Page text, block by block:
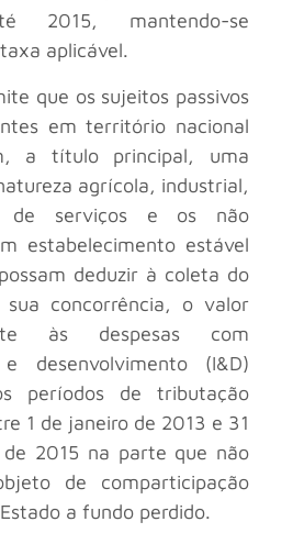
2015, mantendo-se
aplicável.
que os sujeitos passivos
em território nacional
a título principal, uma
agrícola, industrial,
de serviços e os não
estabelecimento estável
deduzir à coleta do
concorrência, o valor
às despesas com
e desenvolvimento (I&D)
períodos de tributação
1 de janeiro de 2013 e 31
de 2015 na parte que não
de comparticipação
a fundo perdido.